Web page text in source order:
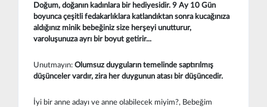
Doğum, doğanın kadınlara bir hediyesidir. 9 Ay 10 Gün
boyunca çeşitli fedakarlıklara katlandıktan sonra kucağınıza
aldığınız minik bebeğiniz size herşeyi unutturur,
varoluşunuza ayrı bir boyut getirir...
Unutmayın: Olumsuz duyguların temelinde saptırılmış
düşünceler vardır, zira her duygunun atası bir düşüncedir.
İyi bir anne adayı ve anne olabilecek miyim?, Bebeğim